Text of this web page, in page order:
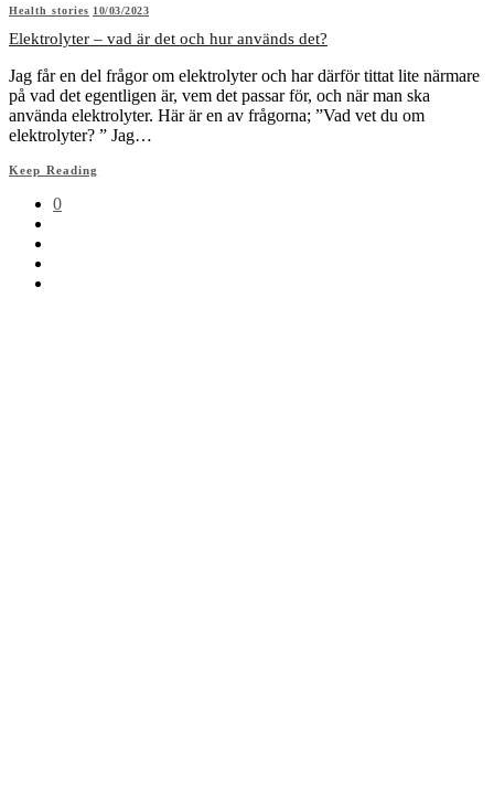
Health stories 10/03/2023
Elektrolyter – vad är det och hur används det?
Jag får en del frågor om elektrolyter och har därför tittat lite närmare
på vad det egentligen är, vem det passar för, och när man ska
använda elektrolyter. Här är en av frågorna; ”Vad vet du om
elektrolyter? ” Jag…
Keep Reading
0